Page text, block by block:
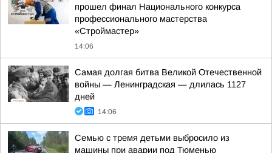
прошел финал Национального конкурса
профессионального мастерства
«Строймастер»
14:06
Самая долгая битва Великой Отечественной
войны — Ленинградская — длилась 1127
дней
14:06
Семью с тремя детьми выбросило из
машины при аварии под Тюменью